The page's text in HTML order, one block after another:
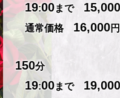
19:00まで 15,000
通常価格 16,000円
150分
19:00まで 19,000